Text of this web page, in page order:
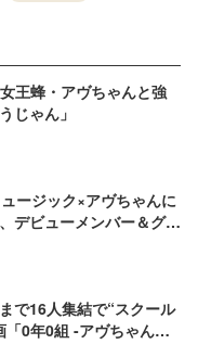
王蜂・アヴちゃんと強
じゃん」
ージック×アヴちゃんに
デビューメンバー＆グル
で16人集結で“スクール
0年0組 -アヴちゃんの